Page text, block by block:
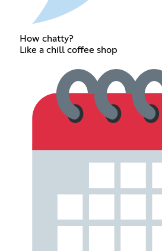
How chatty?
Like a chill coffee shop